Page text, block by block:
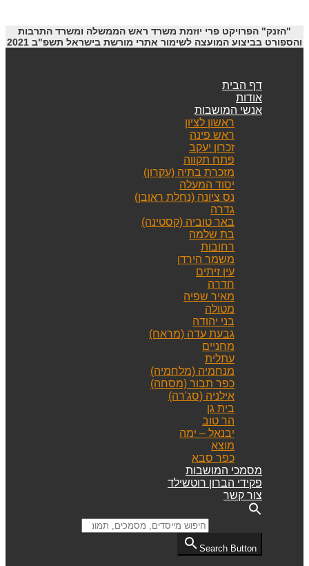
"הזנק" הפרויקט פרי יוזמת משרד ראש הממשלה ומשרד התרבות
והספורט בביצוע המועצה לשימור אתרי מורשת בישראל תשפ"ב 2021
דף הבית
אודות
אנשי המושבות
ראשון לציון
ראש פינה
זכרון יעקב
פתח תקווה
מזכרת בתיה (עקרון)
יסוד המעלה
נס ציונה (נחלת ראובן)
גדרה
באר טוביה (קסטינה)
בת שלמה
רחובות
משמר הירדן
עין זיתים
חדרה
מאיר שפיה
מטולה
בני יהודה
גבעת עדה (מראח)
מחניים
עתלית
מנחמיה (מלחמיה)
כפר תבור (מסחה)
אילניה (סג'רה)
בית גן
הר טוב
יבנאל – ימה
מוצא
כפר סבא
מסמכי המושבות
פקידי הברון רוטשילד
צור קשר
Search Button